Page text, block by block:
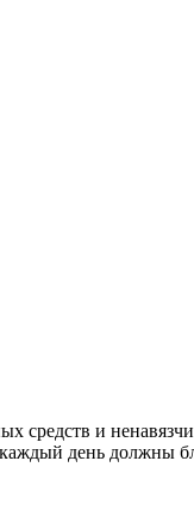
средств и
день должны